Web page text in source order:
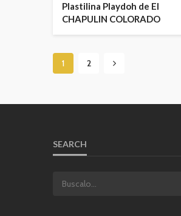
Plastilina Playdoh de El
CHAPULIN COLORADO
1 2
SEARCH